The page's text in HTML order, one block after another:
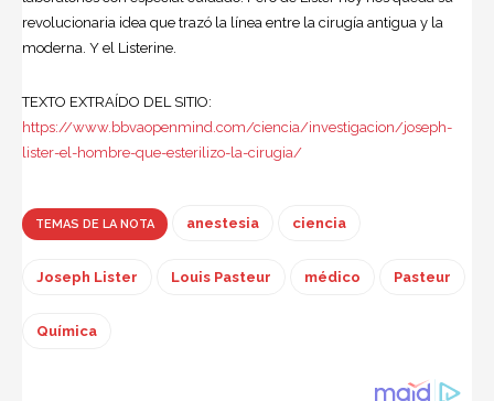
revolucionaria idea que trazó la línea entre la cirugía antigua y la
moderna. Y el Listerine.
TEXTO EXTRAÍDO DEL SITIO:
https://www.bbvaopenmind.com/ciencia/investigacion/joseph-
lister-el-hombre-que-esterilizo-la-cirugia/
TEMAS DE LA NOTA anestesia ciencia
Joseph Lister Louis Pasteur médico Pasteur
Química